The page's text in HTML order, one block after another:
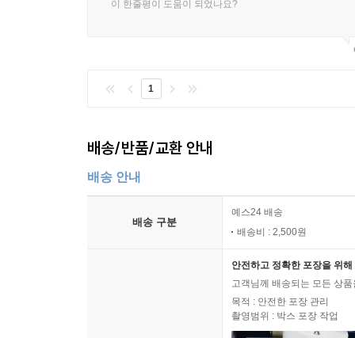
이 한줄평이 도움이 되었나요?
1
배송/반품/교환 안내
배송 안내
배송 구분
예스24 배송
배송비 : 2,500원
안전하고 정확한 포장을 위
고객님께 배송되는 모든 상
목적 : 안전한 포장 관리
촬영범위 : 박스 포장 작업